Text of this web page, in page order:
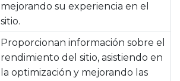
mejorando su experiencia en el
sitio.
Proporcionan información sobre el
rendimiento del sitio, asistiendo en
la optimización y mejorando las